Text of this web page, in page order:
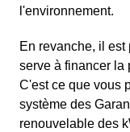
l'environnement.
En revanche, il
serve à financer la
C'est ce que vous
système des
renouvelable des